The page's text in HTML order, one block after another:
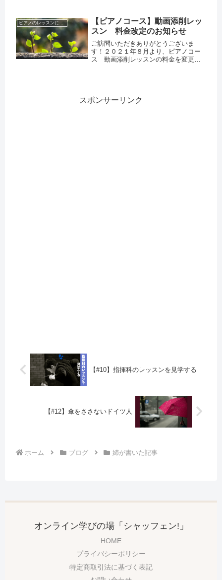
する際の必須アイテム“メトロノーム”の
おすすめを３つ紹介します。
ピアノのレッスンについて
【ピアノコース】動画添削レッ
スン 料金改定のお知らせ
ご訪問いただきありがとうございま
す！２０２１年８月より、ピアノコー
ス 動画添削レッスンの料金を変更さ
スポンサーリンク
【#10】指揮科のレッスンを見学する
【#12】傘をささないドイツ人
ホーム ブログ 姉が書いた記事
オンライン学びの場「シャッフェン!」
HOME
プライバシーポリシー
特定商取引法に基づく表記